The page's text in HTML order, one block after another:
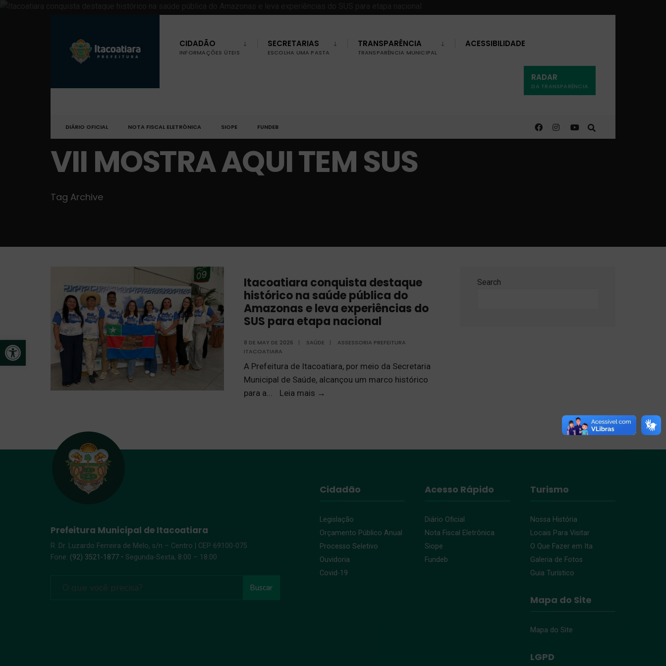
Open toolbar
CIDADÃO
INFORMAÇÕES ÚTEIS
SECRETARIAS
ESCOLHA UMA PASTA
TRANSPARÊNCIA
TRANSPARÊNCIA MUNICIPAL
ACESSIBILIDADE
RADAR
DA TRANSPARÊNCIA
DIÁRIO OFICIAL NOTA FISCAL ELETRÔNICA SIOPE FUNDEB
VII MOSTRA AQUI TEM SUS
Tag Archive
Itacoatiara conquista destaque
histórico na saúde pública do
Amazonas e leva experiências do
SUS para etapa nacional
8 DE MAY DE 2026 | SAÚDE |
ASSESSORIA PREFEITURA
ITACOATIARA
A Prefeitura de Itacoatiara, por meio da Secretaria
Municipal de Saúde, alcançou um marco histórico
para a... Leia mais →
Search
Prefeitura Municipal de Itacoatiara
R. Dr. Luzardo Ferreira de Melo, s/n – Centro | CEP 69100-075
Fone: (92) 3521-1877 • Segunda-Sexta, 8:00 – 18:00
Buscar
Cidadão
Legislação
Orçamento Público Anual
Processo Seletivo
Ouvidoria
Covid-19
Acesso Rápido
Diário Oficial
Nota Fiscal Eletrônica
Siope
Fundeb
Turismo
Nossa História
Locais Para Visitar
O Que Fazer em Ita
Galeria de Fotos
Guia Turístico
Mapa do Site
Mapa do Site
LGPD